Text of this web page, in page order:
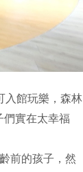
入館玩樂，森林
們實在太幸福
前的孩子，然